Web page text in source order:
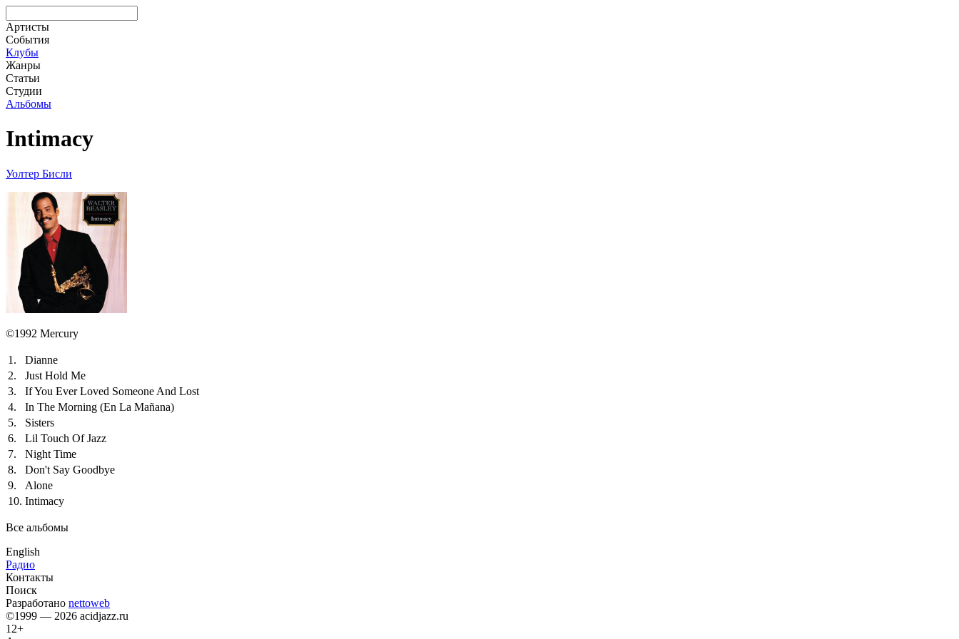
Артисты
События
Клубы
Жанры
Статьи
Студии
Альбомы
Intimacy
Уолтер Бисли
©1992 Mercury
1.
Dianne
2.
Just Hold Me
3.
If You Ever Loved Someone And Lost
4.
In The Morning (En La Mañana)
5.
Sisters
6.
Lil Touch Of Jazz
7.
Night Time
8.
Don't Say Goodbye
9.
Alone
10. Intimacy
Все альбомы
English
Радио
Контакты
Поиск
Разработано nettoweb
©1999 — 2026 acidjazz.ru
12+